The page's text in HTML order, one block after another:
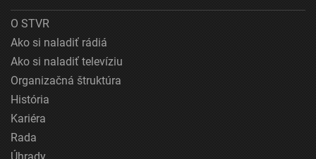
O STVR
Ako si naladiť rádiá
Ako si naladiť televíziu
Organizačná štruktúra
História
Kariéra
Rada